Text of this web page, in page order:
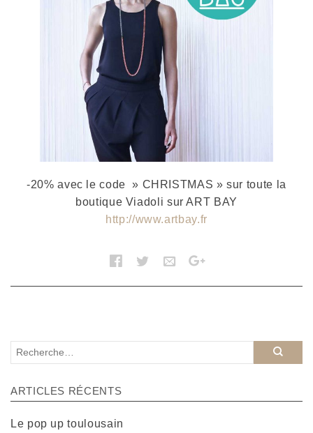
-20% avec le code » CHRISTMAS » sur toute la
boutique Viadoli sur ART BAY
http://www.artbay.fr
ARTICLES RÉCENTS
Le pop up toulousain